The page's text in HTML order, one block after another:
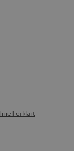
erklärt